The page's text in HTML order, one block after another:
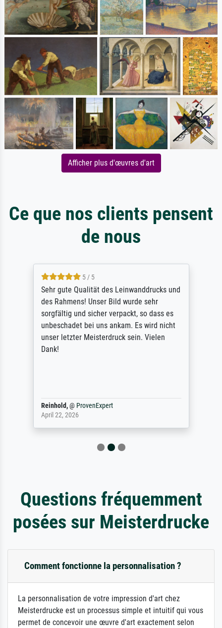
Afficher plus d'œuvres d'art
Ce que nos clients pensent
de nous
5 / 5
Sehr gute Qualität des Leinwanddrucks und
des Rahmens! Unser Bild wurde sehr
sorgfältig und sicher verpackt, so dass es
unbeschadet bei uns ankam. Es wird nicht
unser letzter Meisterdruck sein. Vielen
Dank!
Reinhold,@ ProvenExpert
April 22, 2026
Questions fréquemment
posées sur Meisterdrucke
Comment fonctionne la personnalisation ?
La personnalisation de votre impression d'art chez
Meisterdrucke est un processus simple et intuitif qui vous
permet de concevoir une œuvre d'art exactement selon